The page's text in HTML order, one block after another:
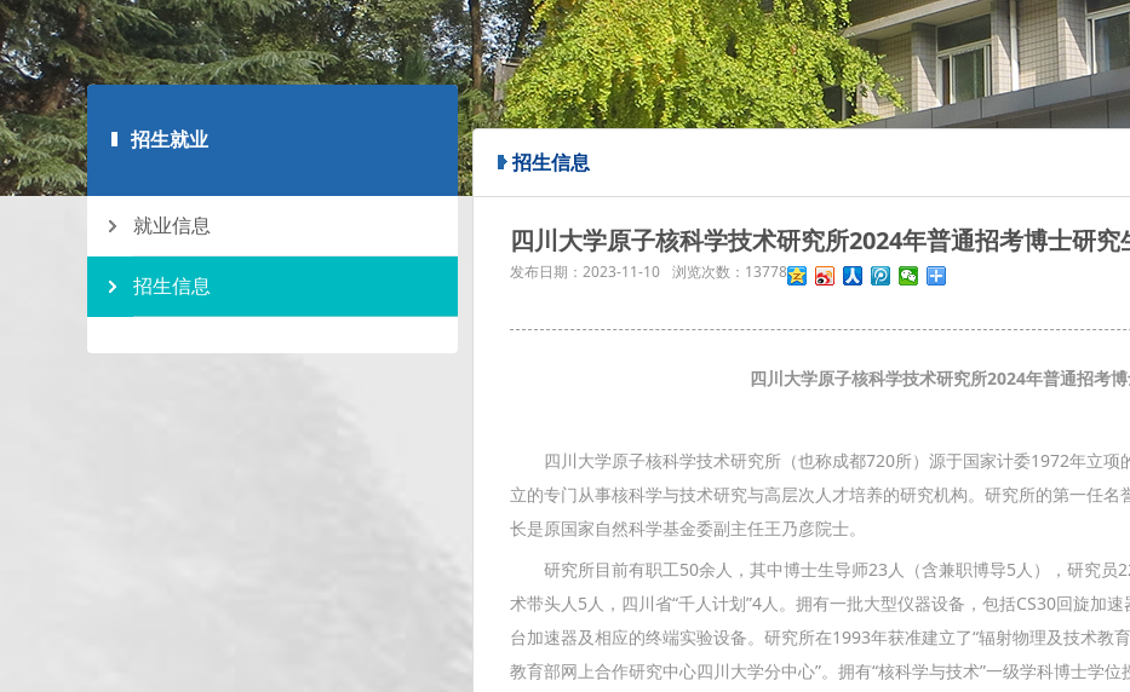
招生就业
就业信息
招生信息
招生信息
四川大学原子核科学技术研究所2024年普通招考博士研究
发布日期： 2023-11-10 浏览次数： 13778
四川大学原子核科学技术研究所2024年普通招考
四川大学原子核科学技术研究所（也称成都720所）源于国家计委1972年立项
立的专门从事核科学与技术研究与高层次人才培养的研究机构。研究所的第一任
长是原国家自然科学基金委副主任王乃彦院士。
研究所目前有职工50余人，其中博士生导师23人（含兼职博导5人），研究员
术带头人5人，四川省“千人计划”4人。拥有一批大型仪器设备，包括CS30回旋加
台加速器及相应的终端实验设备。研究所在1993年获准建立了“辐射物理及技术教
教育部网上合作研究中心四川大学分中心”。拥有“核科学与技术”一级学科博士学